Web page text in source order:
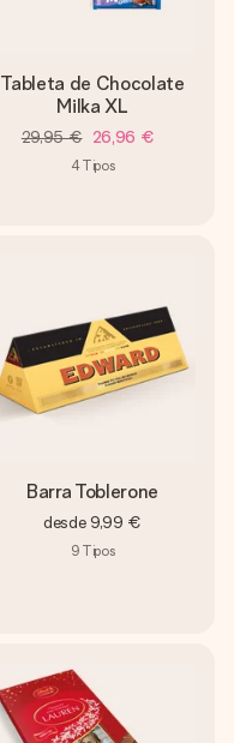
Tableta de Chocolate
Milka XL
29,95 € 26,96 €
4Tipos
Barra Toblerone
desde 9,99 €
9 Tipos